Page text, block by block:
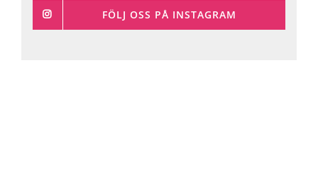
FÖLJ OSS PÅ INSTAGRAM